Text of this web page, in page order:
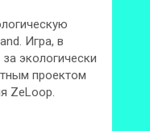
Игра, в
экологически
проектом
ZeLoop.